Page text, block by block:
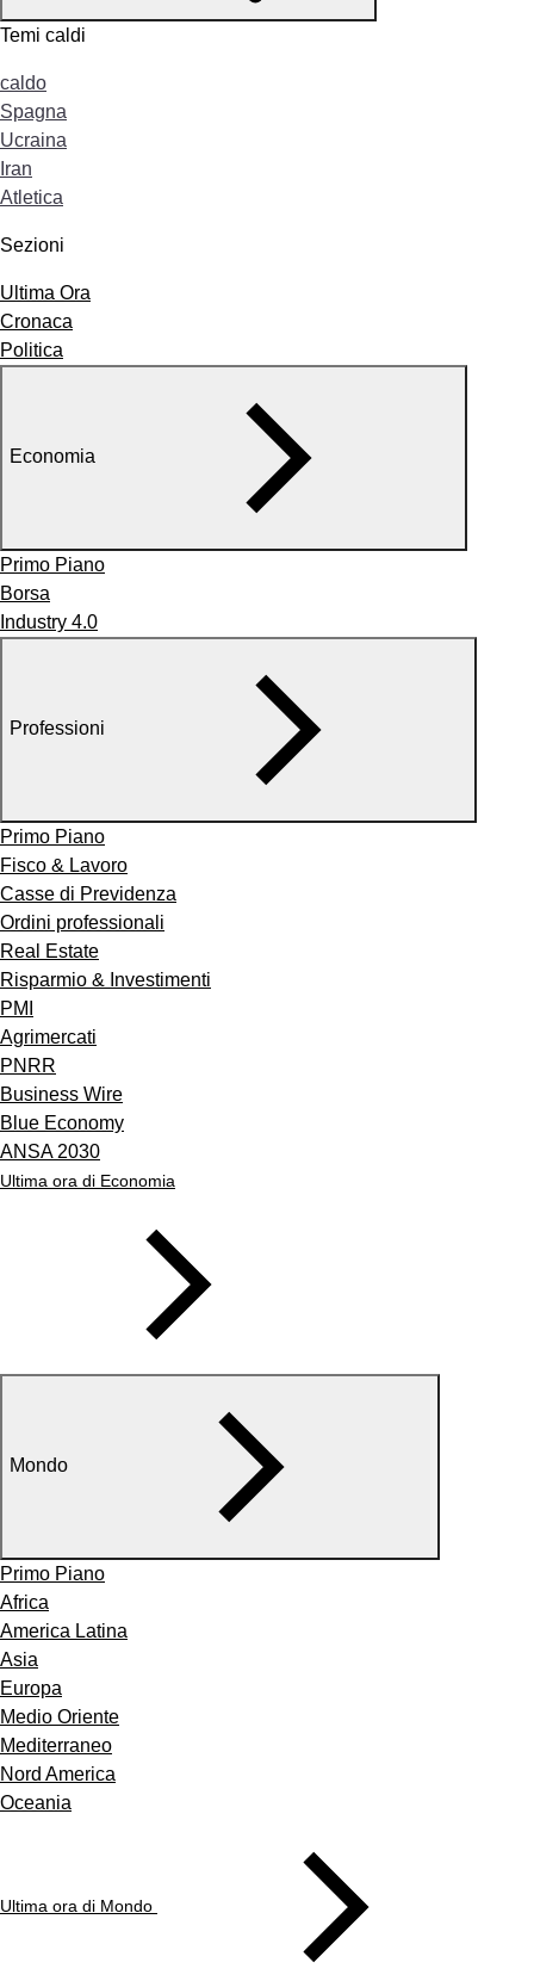
Temi caldi
caldo
Spagna
Ucraina
Iran
Atletica
Sezioni
Ultima Ora
Cronaca
Politica
Economia
Primo Piano
Borsa
Industry 4.0
Professioni
Primo Piano
Fisco & Lavoro
Casse di Previdenza
Ordini professionali
Real Estate
Risparmio & Investimenti
PMI
Agrimercati
PNRR
Business Wire
Blue Economy
ANSA 2030
Ultima ora di Economia
Mondo
Primo Piano
Africa
America Latina
Asia
Europa
Medio Oriente
Mediterraneo
Nord America
Oceania
Ultima ora di Mondo